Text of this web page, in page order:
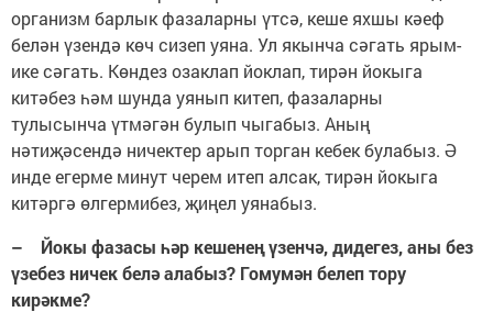
организм барлык фазаларны үтсә, кеше яхшы кәеф
белән үзендә көч сизеп уяна. Ул якынча сәгать ярым-
ике сәгать. Көндез озаклап йоклап, тирән йокыга
китәбез һәм шунда уянып китеп, фазаларны
тулысынча үтмәгән булып чыгабыз. Аның
нәтиҗәсендә ничектер арып торган кебек булабыз. Ә
инде егерме минут черем итеп алсак, тирән йокыга
китәргә өлгермибез, җиңел уянабыз.
– Йокы фазасы һәр кешенең үзенчә, дидегез, аны без
үзебез ничек белә алабыз? Гомумән белеп тору
кирәкме?